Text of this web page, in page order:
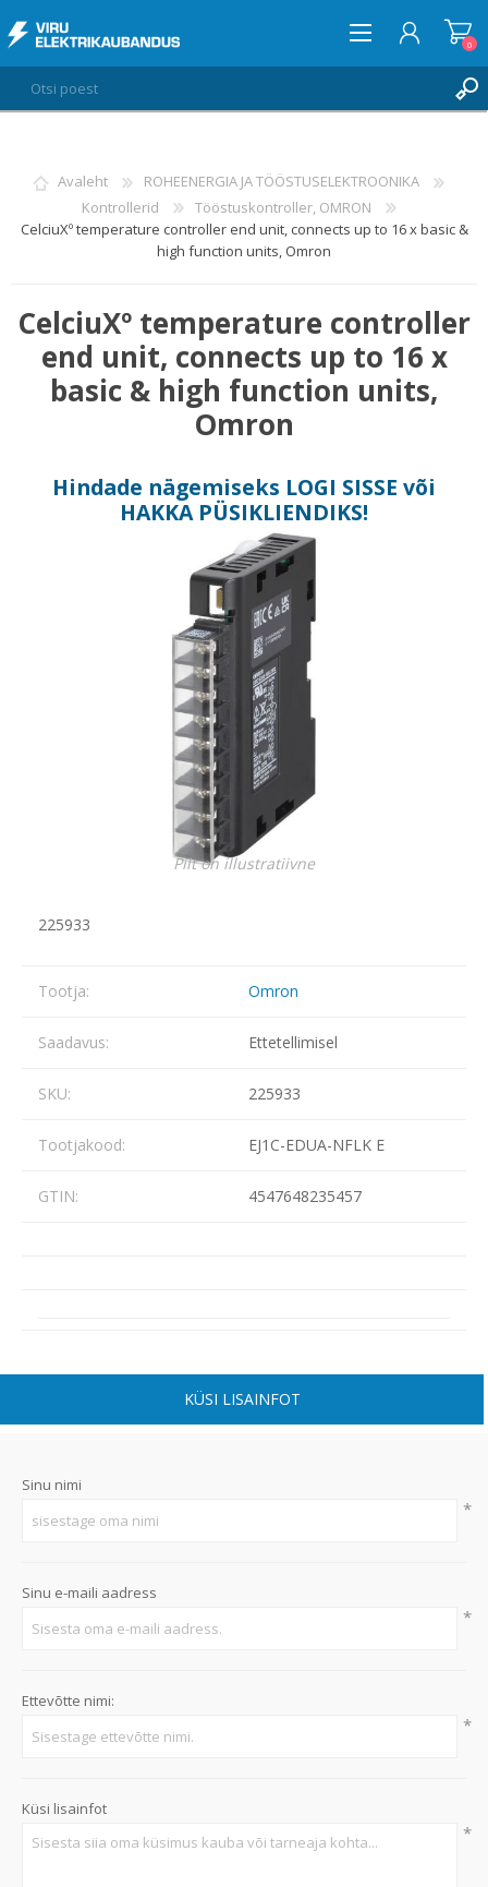
LOGI SISSE
SOOVIKORV
0
0
Avaleht
ROHEENERGIA JA TÖÖSTUSELEKTROONIKA
Kontrollerid
Tööstuskontroller, OMRON
CelciuXº temperature controller end unit, connects up to 16 x basic &
high function units, Omron
CelciuXº temperature controller
end unit, connects up to 16 x
basic & high function units,
Omron
Hindade nägemiseks LOGI SISSE või
HAKKA PÜSIKLIENDIKS!
Pilt on illustratiivne
225933
Tootja: Omron
Saadavus: Ettetellimisel
SKU: 225933
Tootjakood: EJ1C-EDUA-NFLK E
GTIN: 4547648235457
KÜSI LISAINFOT
Sinu nimi
*
Sinu e-maili aadress
*
Ettevõtte nimi:
*
Küsi lisainfot
*